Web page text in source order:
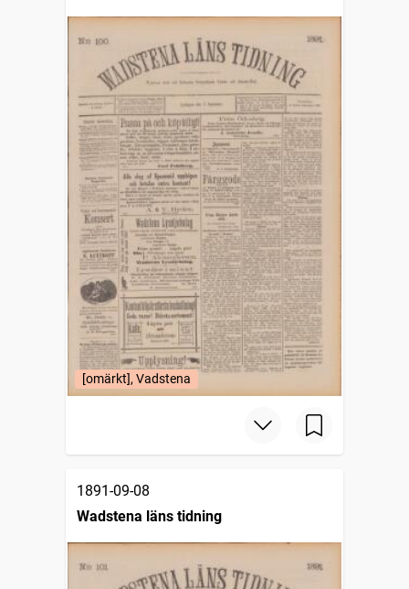
[omärkt], Vadstena
1891-09-08
Wadstena läns tidning